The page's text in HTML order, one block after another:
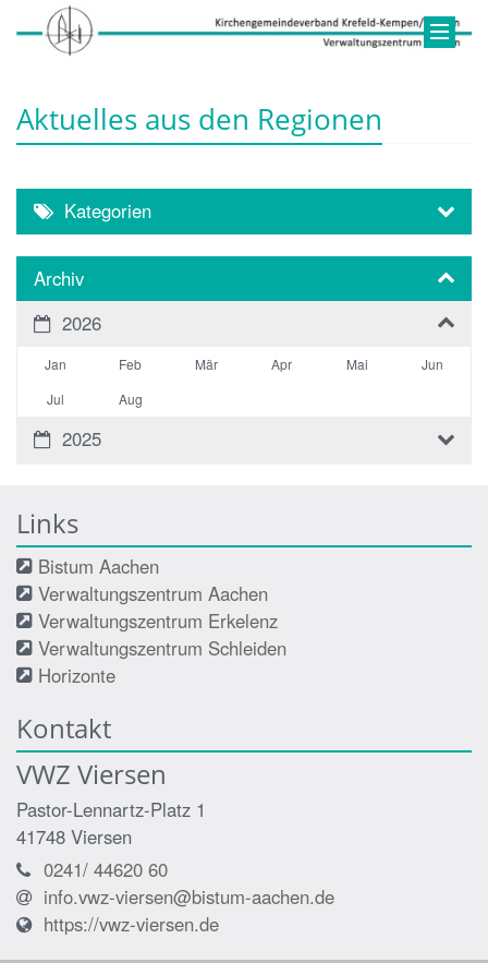
Aktuelles aus den Regionen
Kategorien
Archiv
2026
Jan Feb Mär Apr Mai
Jun
Jul
Aug
2025
Links
Bistum Aachen
Verwaltungszentrum Aachen
Verwaltungszentrum Erkelenz
Verwaltungszentrum Schleiden
Horizonte
Kontakt
VWZ Viersen
Pastor-Lennartz-Platz 1
41748 Viersen
0241/ 44620 60
info.vwz-viersen@bistum-aachen.de
https://vwz-viersen.de